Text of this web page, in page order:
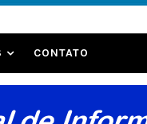
CONTATO